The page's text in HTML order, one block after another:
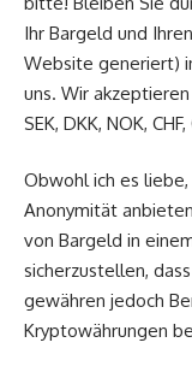
Ihr Bargeld und
Website generiert)
uns. Wir akzeptieren
SEK, DKK, NOK,
Obwohl ich es
Anonymität
von Bargeld in
sicherzustellen,
gewähren jedoch
Kryptowährungen